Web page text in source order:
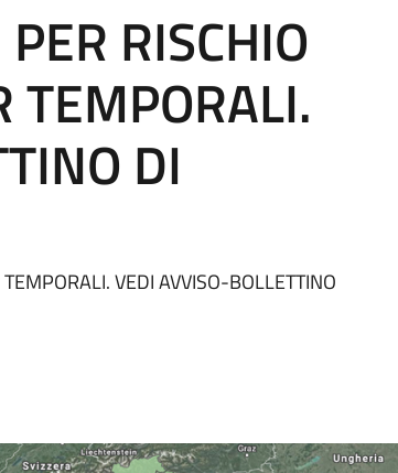
RISCHIO
TEMPORALI.
DI
VEDI AVVISO-BOLLETTINO